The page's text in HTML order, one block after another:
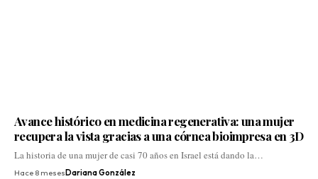
Avance histórico en medicina regenerativa: una mujer
recupera la vista gracias a una córnea bioimpresa en 3D
La historia de una mujer de casi 70 años en Israel está dando la…
Hace 8 meses Dariana González